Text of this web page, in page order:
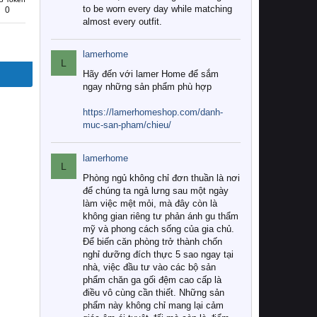
0
to be worn every day while matching
almost every outfit.
L
lamerhome
Hãy đến với lamer Home để sắm
ngay những sản phẩm phù hợp
https://lamerhomeshop.com/danh-
muc-san-pham/chieu/
L
lamerhome
Phòng ngủ không chỉ đơn thuần là nơi
để chúng ta ngả lưng sau một ngày
làm việc mệt mỏi, mà đây còn là
không gian riêng tư phản ánh gu thẩm
mỹ và phong cách sống của gia chủ.
Để biến căn phòng trở thành chốn
nghỉ dưỡng đích thực 5 sao ngay tại
nhà, việc đầu tư vào các bộ sản
phẩm chăn ga gối đệm cao cấp là
điều vô cùng cần thiết. Những sản
phẩm này không chỉ mang lại cảm